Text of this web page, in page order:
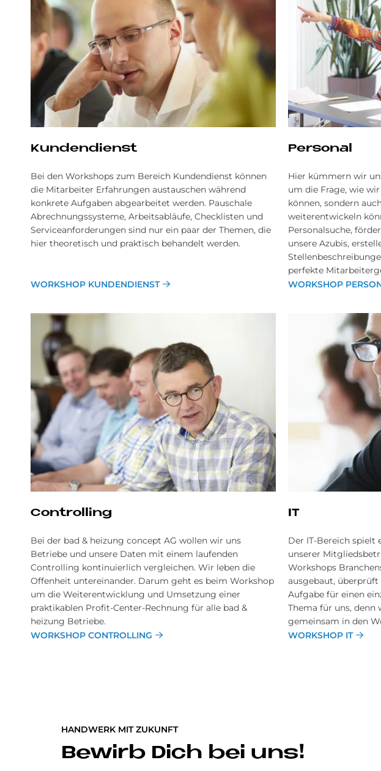
Kundendienst
Bei den Workshops zum Bereich Kundendienst können
die Mitarbeiter Erfahrungen austauschen während
konkrete Aufgaben abgearbeitet werden. Pauschale
Abrechnungssysteme, Arbeitsabläufe, Checklisten und
Serviceanforderungen sind nur ein paar der Themen, die
hier theoretisch und praktisch behandelt werden.
WORKSHOP KUNDENDIENST
Personal
Hier kümmern wir
um die Frage, wie
können, sondern
weiterentwickeln
Personalsuche,
unsere Azubis,
perfekte
WORKSHOP
Controlling
Bei der bad & heizung concept AG wollen wir uns
Betriebe und unsere Daten mit einem laufenden
Controlling kontinuierlich vergleichen. Wir leben die
Offenheit untereinander. Darum geht es beim Workshop
um die Weiterentwicklung und Umsetzung einer
praktikablen Profit-Center-Rechnung für alle bad &
heizung Betriebe.
WORKSHOP CONTROLLING
IT
Der IT-Bereich spielt
unserer
Workshops
ausgebaut, überprüft
Aufgabe für einen
Thema für uns, denn
gemeinsam in den
WORKSHOP IT
HANDWERK MIT ZUKUNFT
Bewirb Dich bei uns!